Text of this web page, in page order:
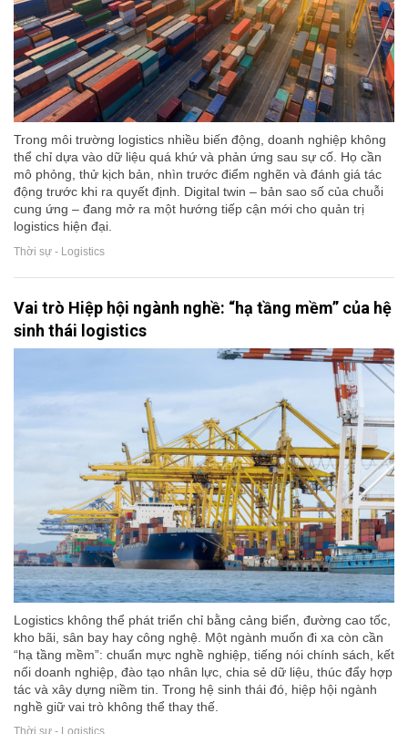
Trong môi trường logistics nhiều biến động, doanh nghiệp không
thể chỉ dựa vào dữ liệu quá khứ và phản ứng sau sự cố. Họ cần
mô phỏng, thử kịch bản, nhìn trước điểm nghẽn và đánh giá tác
động trước khi ra quyết định. Digital twin – bản sao số của chuỗi
cung ứng – đang mở ra một hướng tiếp cận mới cho quản trị
logistics hiện đại.
Thời sự - Logistics
Vai trò Hiệp hội ngành nghề: “hạ tầng mềm” của hệ
sinh thái logistics
Logistics không thể phát triển chỉ bằng cảng biển, đường cao tốc,
kho bãi, sân bay hay công nghệ. Một ngành muốn đi xa còn cần
“hạ tầng mềm”: chuẩn mực nghề nghiệp, tiếng nói chính sách, kết
nối doanh nghiệp, đào tạo nhân lực, chia sẻ dữ liệu, thúc đẩy hợp
tác và xây dựng niềm tin. Trong hệ sinh thái đó, hiệp hội ngành
nghề giữ vai trò không thể thay thế.